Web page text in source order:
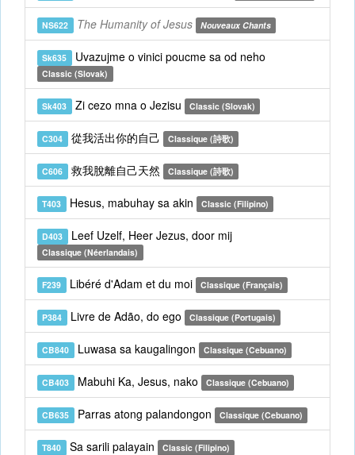
NS622 The Humanity of Jesus Nouveaux Chants
Sk635 Uvazujme o vinici poucme sa od neho
Classic (Slovak)
Sk403 Zi cezo mna o Jezisu Classic (Slovak)
C304 從我活出你的自己 Classique (詩歌)
C606 救我脫離自己天然 Classique (詩歌)
T403 Hesus, mabuhay sa akin Classic (Filipino)
D403 Leef Uzelf, Heer Jezus, door mij
Classique (Néerlandais)
F239 Libéré d'Adam et du moi Classique (Français)
P384 Livre de Adão, do ego Classique (Portugais)
CB840 Luwasa sa kaugalingon Classique (Cebuano)
CB403 Mabuhi Ka, Jesus, nako Classique (Cebuano)
CB635 Parras atong palandongon Classique (Cebuano)
T840 Sa sarili palayain Classic (Filipino)